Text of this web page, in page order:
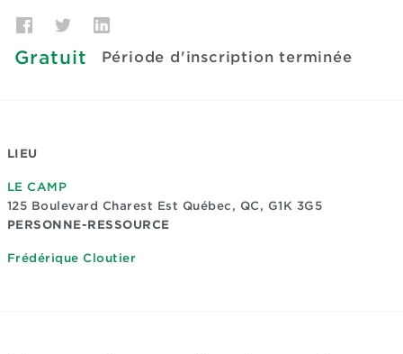
Gratuit Période d'inscription terminée
LIEU
LE CAMP
125 Boulevard Charest Est Québec, QC, G1K 3G5
PERSONNE-RESSOURCE
Frédérique Cloutier